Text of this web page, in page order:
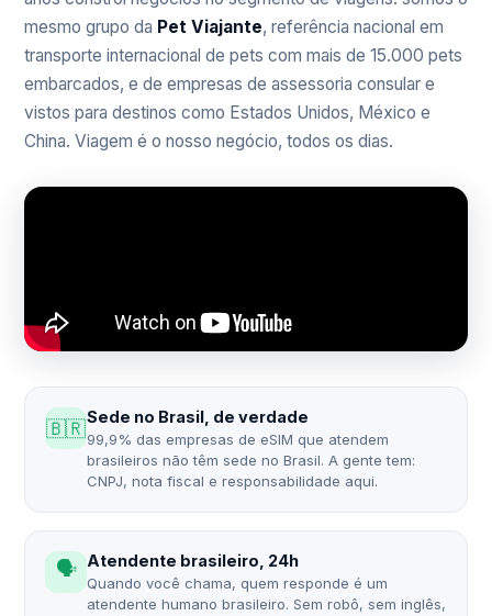
mesmo grupo da Pet Viajante, referência nacional em
transporte internacional de pets com mais de 15.000 pets
embarcados, e de empresas de assessoria consular e
vistos para destinos como Estados Unidos, México e
China. Viagem é o nosso negócio, todos os dias.
🇧🇷Sede no Brasil, de verdade
99,9% das empresas de eSIM que atendem
brasileiros não têm sede no Brasil. A gente tem:
CNPJ, nota fiscal e responsabilidade aqui.
🗣️ Atendente brasileiro, 24h
Quando você chama, quem responde é um
atendente humano brasileiro. Sem robô, sem inglês,